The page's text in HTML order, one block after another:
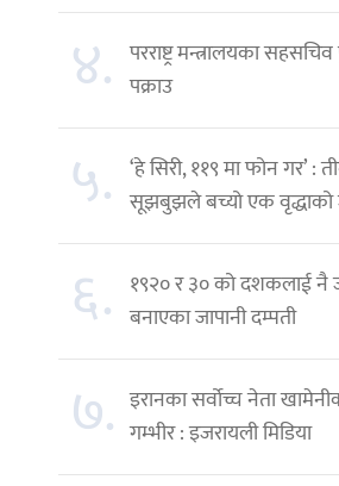
४. परराष्ट्र मन्त्रालयका
पक्राउ
५. ‘हे सिरी, ११९ मा फोन गर’ :
सूझबुझले बच्यो एक वृद्धाको
६. १९२० र ३० को दशकलाई नै
बनाएका जापानी दम्पती
७. इरानका सर्वोच्च नेता
गम्भीर : इजरायली मिडिया